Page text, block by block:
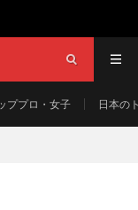
ププロ・女子 日本の